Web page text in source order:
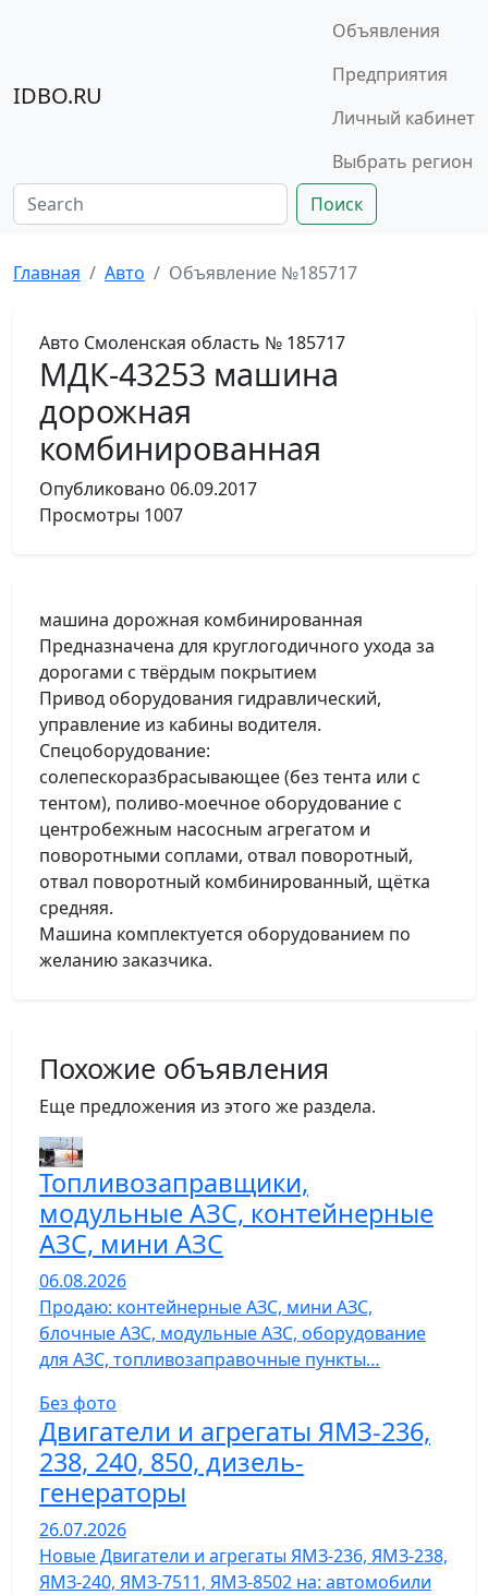
IDBO.RU
Объявления
Предприятия
Личный кабинет
Выбрать регион
Поиск
Главная Авто Объявление №185717
Авто Смоленская область № 185717
МДК-43253 машина
дорожная
комбинированная
Опубликовано 06.09.2017
Просмотры 1007
машина дорожная комбинированная
Предназначена для круглогодичного ухода за
дорогами с твёрдым покрытием
Привод оборудования гидравлический,
управление из кабины водителя.
Спецоборудование:
солепескоразбрасывающее (без тента или с
тентом), поливо-моечное оборудование с
центробежным насосным агрегатом и
поворотными соплами, отвал поворотный,
отвал поворотный комбинированный, щётка
средняя.
Машина комплектуется оборудованием по
желанию заказчика.
Похожие объявления
Еще предложения из этого же раздела.
Топливозаправщики,
модульные АЗС, контейнерные
АЗС, мини АЗС
06.08.2026
Продаю: контейнерные АЗС, мини АЗС,
блочные АЗС, модульные АЗС, оборудование
для АЗС, топливозаправочные пункты…
Без фото
Двигатели и агрегаты ЯМЗ-236,
238, 240, 850, дизель-
генераторы
26.07.2026
Новые Двигатели и агрегаты ЯМЗ-236, ЯМЗ-238,
ЯМЗ-240, ЯМЗ-7511, ЯМЗ-8502 на: автомобили